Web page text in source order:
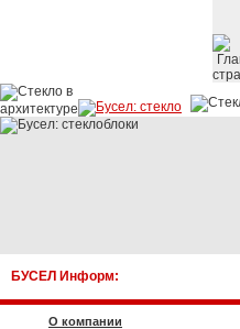
БУСЕЛ Информ:
О компании